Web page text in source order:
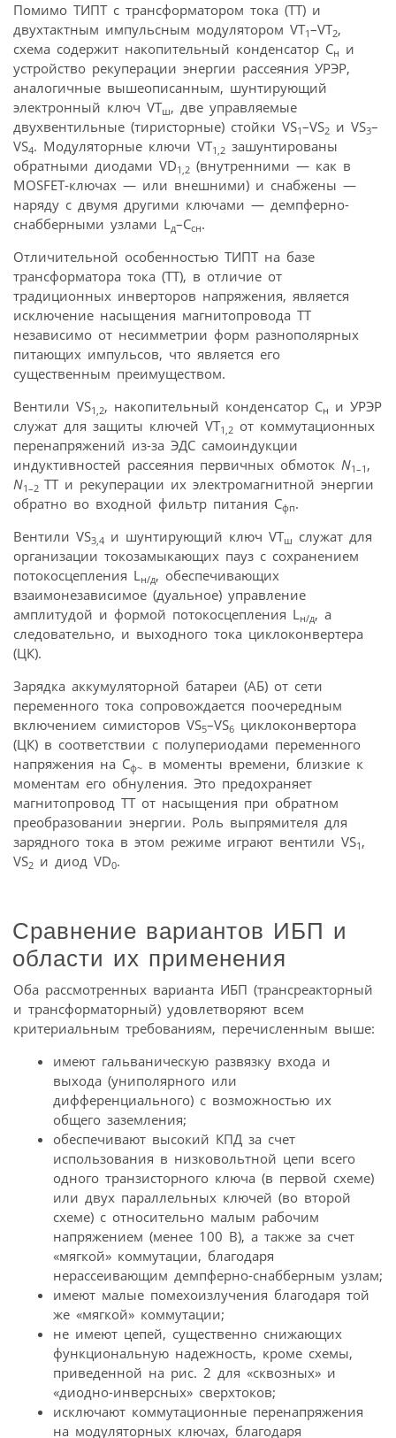
Помимо ТИПТ с трансформатором тока (ТТ) и
двухтактным импульсным модулятором VT1–VT2,
схема содержит накопительный конденсатор Сн и
устройство рекуперации энергии рассеяния УРЭР,
аналогичные вышеописанным, шунтирующий
электронный ключ VTш, две управляемые
двухвентильные (тиристорные) стойки VS1–VS2 и VS3–
VS4. Модуляторные ключи VT1,2 зашунтированы
обратными диодами VD1,2 (внутренними — как в
МОSFЕТ-ключах — или внешними) и снабжены —
наряду с двумя другими ключами — демпферно-
снабберными узлами Lд–Ссн.
Отличительной особенностью ТИПТ на базе
трансформатора тока (ТТ), в отличие от
традиционных инверторов напряжения, является
исключение насыщения магнитопровода ТТ
независимо от несимметрии форм разнополярных
питающих импульсов, что является его
существенным преимуществом.
Вентили VS1,2, накопительный конденсатор Сн и УРЭР
служат для защиты ключей VT1,2 от коммутационных
перенапряжений из-за ЭДС самоиндукции
индуктивностей рассеяния первичных обмоток N1–1 ,
N1–2 ТТ и рекуперации их электромагнитной энергии
обратно во входной фильтр питания Сфп.
Вентили VS3,4 и шунтирующий ключ VTш служат для
организации токозамыкающих пауз с сохранением
потокосцепления Lн/д, обеспечивающих
взаимонезависимое (дуальное) управление
амплитудой и формой потокосцепления Lн/д, а
следовательно, и выходного тока циклоконвертера
(ЦК).
Зарядка аккумуляторной батареи (АБ) от сети
переменного тока сопровождается поочередным
включением симисторов VS5–VS6 циклоконвертора
(ЦК) в соответствии с полупериодами переменного
напряжения на Сф~ в моменты времени, близкие к
моментам его обнуления. Это предохраняет
магнитопровод ТТ от насыщения при обратном
преобразовании энергии. Роль выпрямителя для
зарядного тока в этом режиме играют вентили VS1 ,
VS2 и диод VD0.
Сравнение вариантов ИБП и
области их применения
Оба рассмотренных варианта ИБП (трансреакторный
и трансформаторный) удовлетворяют всем
критериальным требованиям, перечисленным выше:
имеют гальваническую развязку входа и
выхода (униполярного или
дифференциального) с возможностью их
общего заземления;
обеспечивают высокий КПД за счет
использования в низковольтной цепи всего
одного транзисторного ключа (в первой схеме)
или двух параллельных ключей (во второй
схеме) с относительно малым рабочим
напряжением (менее 100 В), а также за счет
«мягкой» коммутации, благодаря
нерассеивающим демпферно-снабберным узлам;
имеют малые помехоизлучения благодаря той
же «мягкой» коммутации;
не имеют цепей, существенно снижающих
функциональную надежность, кроме схемы,
приведенной на рис. 2 для «сквозных» и
«диодно-инверсных» сверхтоков;
исключают коммутационные перенапряжения
на модуляторных ключах, благодаря